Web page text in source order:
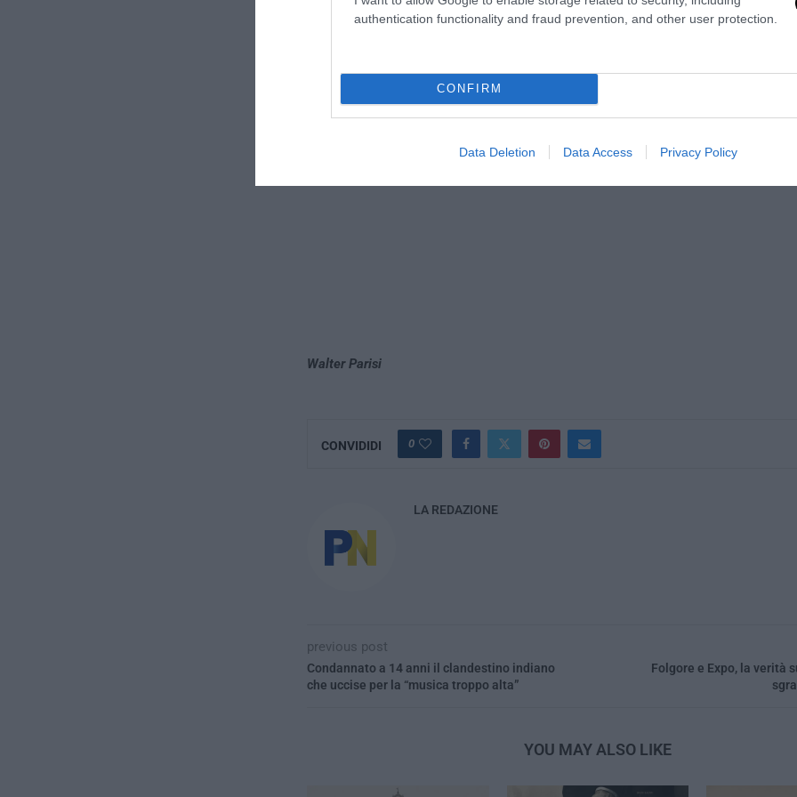
authentication functionality and fraud prevention, and other user protection.
CONFIRM
Data Deletion Data Access Privacy Policy
banche asiatiche di valuta forte da impiegare, magari, proprio ininvestimenti nel
imprese europeeo nella conquista di nuovi mercati nel nostro continente da parte
internazionalizzazione e di investimento all’estero.
Walter Parisi
CONVIDIDI 0
LA REDAZIONE
previous post
Condannato a 14 anni il clandestino indiano
che uccise per la “musica troppo alta”
Folgore e Expo, la verità
YOU MAY ALSO LIKE